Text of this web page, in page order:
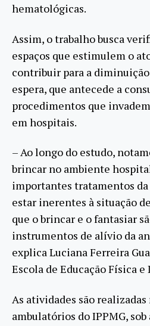
hematológicas.
Assim, o trabalho busca
espaços que estimulem o
contribuir para a
espera, que antecede a
procedimentos que
em hospitais.
– Ao longo do estudo,
brincar no ambiente
importantes tratamentos
estar inerentes à situação
que o brincar e o fantasiar
instrumentos de alívio da
explica Luciana Ferreira
Escola de Educação Física e
As atividades são realizadas
ambulatórios do IPPMG,